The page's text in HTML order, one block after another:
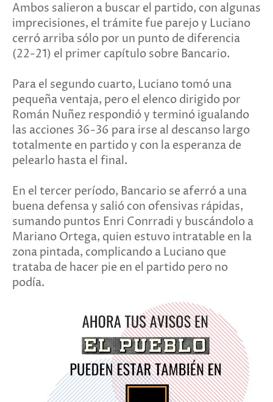
Ambos salieron a buscar el partido, con algunas
imprecisiones, el trámite fue parejo y Luciano
cerró arriba sólo por un punto de diferencia
(22-21) el primer capítulo sobre Bancario.
Para el segundo cuarto, Luciano tomó una
pequeña ventaja, pero el elenco dirigido por
Román Nuñez respondió y terminó igualando
las acciones 36-36 para irse al descanso largo
totalmente en partido y con la esperanza de
pelearlo hasta el final.
En el tercer período, Bancario se aferró a una
buena defensa y salió con ofensivas rápidas,
sumando puntos Enri Conrradi y buscándolo a
Mariano Ortega, quien estuvo intratable en la
zona pintada, complicando a Luciano que
trataba de hacer pie en el partido pero no
podía.